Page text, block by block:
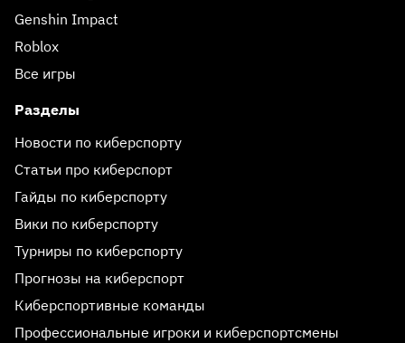
Genshin Impact
Roblox
Все игры
Разделы
Новости по киберспорту
Статьи про киберспорт
Гайды по киберспорту
Вики по киберспорту
Турниры по киберспорту
Прогнозы на киберспорт
Киберспортивные команды
Профессиональные игроки и киберспортсмены